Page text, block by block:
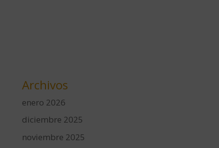
Archivos
enero 2026
diciembre 2025
noviembre 2025